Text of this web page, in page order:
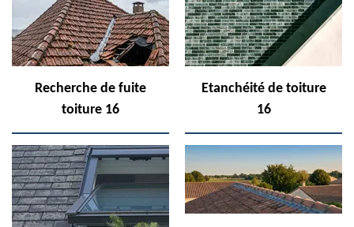
Recherche de fuite
toiture 16
Etanchéité de toiture
16